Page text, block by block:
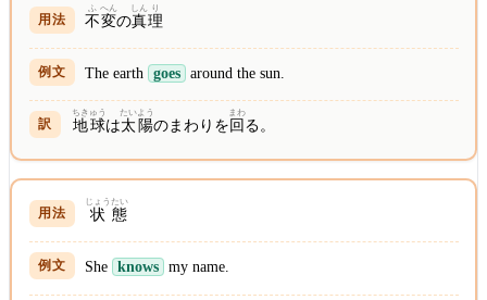
不
ふ
変
へん
の真
しん
理
り
The earth goes around the sun.
地球
ちきゅう
は太陽
たいよう
のまわりを 回
まわ
る。
状
じょう
態
たい
She knows my name.